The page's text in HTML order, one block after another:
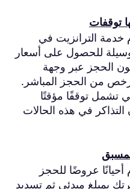
توقفات
خدمة الترانزيت في
للحصول على أسعار
الحجز عبر وجهة
من الحجز المباشر.
تشمل توقفًا مؤقتًا
في هذه الحالات
عروضًا للحجز
بمبلغ مبدئي ثم تسديد